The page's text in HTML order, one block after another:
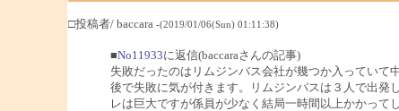
□投稿者/ baccara -(2019/01/06(Sun) 01:11:38)
■No11933に返信(baccaraさんの記事)
失敗だったのはリムジンバス会社が幾つか入ってい
後で失敗に気が付きます。リムジンバスは３人で出発
レは巨大ですが係員が少なく結局一時間以上かかって